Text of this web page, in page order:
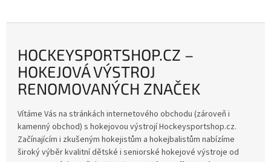
HOCKEYSPORTSHOP.CZ –
HOKEJOVÁ VÝSTROJ
RENOMOVANÝCH ZNAČEK
Vítáme Vás na stránkách internetového obchodu (zároveň i
kamenný obchod) s hokejovou výstrojí Hockeysportshop.cz.
Začínajícím i zkušeným hokejistům a hokejbalistům nabízíme
široký výběr kvalitní dětské i seniorské hokejové výstroje od